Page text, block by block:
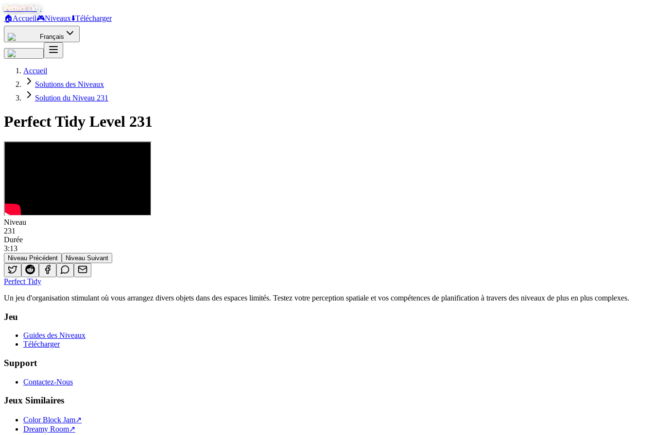
Perfect Tidy
🏠Accueil🎮Niveaux⬇️Télécharger
Français
Accueil
Solutions des Niveaux
Solution du Niveau 231
Perfect Tidy Level 231
Niveau
231
Durée
3:13
Niveau Précédent Niveau Suivant
Perfect Tidy
Un jeu d'organisation stimulant où vous arrangez divers objets dans des espaces limités. Testez votre perception spatiale et vos compétences de planification à travers des niveaux de plus en plus complexes.
Jeu
Guides des Niveaux
Télécharger
Support
Contactez-Nous
Jeux Similaires
Color Block Jam↗️
Dreamy Room↗️